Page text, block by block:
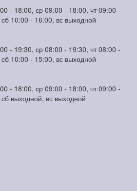
- 18:00, ср 09:00 - 18:00, чт 09:00 -
10:00 - 16:00, вс выходной
- 19:30, ср 08:00 - 19:30, чт 08:00 -
10:00 - 15:00, вс выходной
- 18:00, ср 09:00 - 18:00, чт 09:00 -
выходной, вс выходной